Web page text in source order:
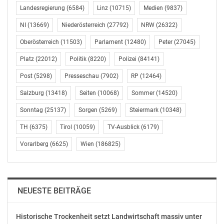
„Tirol ist – auch geografisch – fest im Herzen Europas
verankert. Das Bundesland weiß, das zu seinem Vorteil
zu nutzen, wie zum Beispiel die touristische Bedeutung
und die enge Zusammenarbeit mit Südtirol und
Trentino im Rahmen der Europaregion zeigen“,
unterstreicht Selmayr. „Aber die zentrale Lage bringt
durchaus gewisse Herausforderungen mit sich –
Stichwort Transit über die Alpen und Schwerverkehr.
Auch über dieses Thema wollen wir während unserer
Tour durch Tirol mit Politikern und Bürgern sprechen
und uns ihre Lösungsansätze anhören. Zudem freue ich
mich, dass wir den Bezirk Schwaz besuchen werden,
erster Bezirk in der EU durchgeimpft werden konnte.
Am Beispiel Schwaz zeigt sich, was wir in der EU
Institutionen und Regionen zusammenstehen und
Landesregierung (6584) Linz (10715) Medien (9837)
NI (13669) Niederösterreich (27792) NRW (26322)
Oberösterreich (11503) Parlament (12480) Peter (27045)
Platz (22012) Politik (8220) Polizei (84141)
Post (5298) Presseschau (7902) RP (12464)
Salzburg (13418) Seiten (10068) Sommer (14520)
Sonntag (25137) Sorgen (5269) Steiermark (10348)
TH (6375) Tirol (10059) TV-Ausblick (6179)
Vorarlberg (6625) Wien (186825)
NEUESTE BEITRÄGE
Historische Trockenheit setzt Landwirtschaft massiv unter